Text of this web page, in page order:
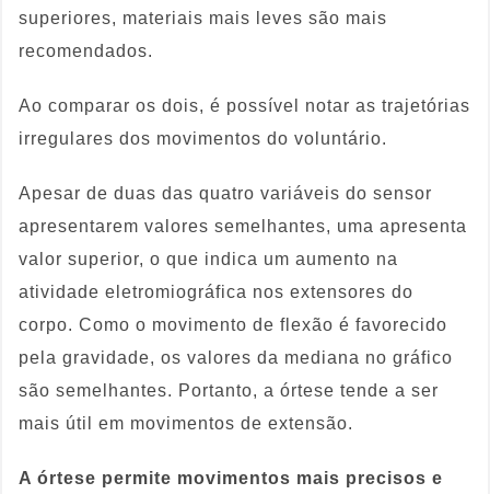
superiores, materiais mais leves são mais
recomendados.
Ao comparar os dois, é possível notar as trajetórias
irregulares dos movimentos do voluntário.
Apesar de duas das quatro variáveis do sensor
apresentarem valores semelhantes, uma apresenta
valor superior, o que indica um aumento na
atividade eletromiográfica nos extensores do
corpo. Como o movimento de flexão é favorecido
pela gravidade, os valores da mediana no gráfico
são semelhantes. Portanto, a órtese tende a ser
mais útil em movimentos de extensão.
A órtese permite movimentos mais precisos e